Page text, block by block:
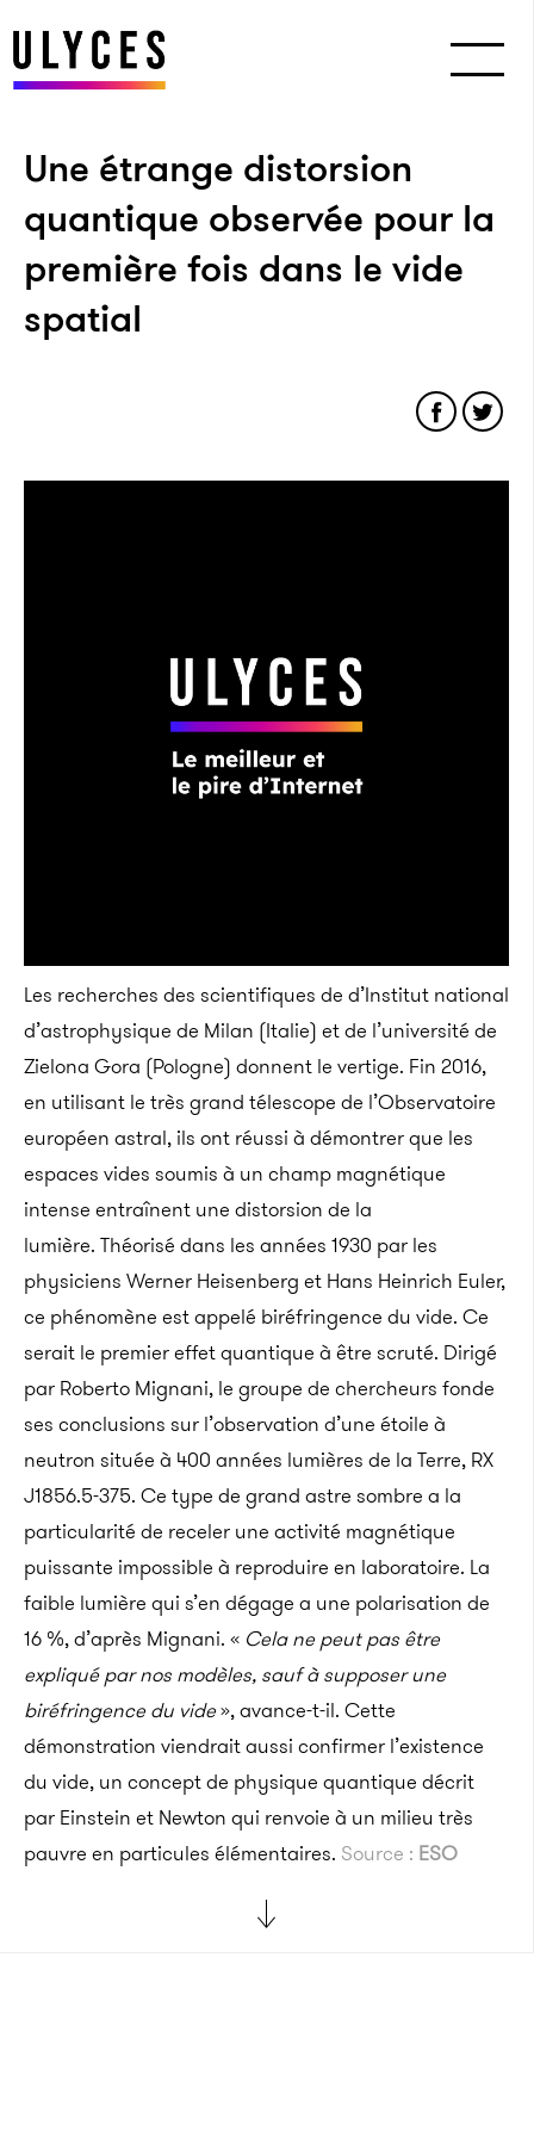
Une étrange distorsion
quantique observée pour la
première fois dans le vide
spatial
Les recherches des scientifiques de d’Institut national
d’astrophysique de Milan (Italie) et de l’université de
Zielona Gora (Pologne) donnent le vertige. Fin 2016,
en utilisant le très grand télescope de l’Observatoire
européen astral, ils ont réussi à démontrer que les
espaces vides soumis à un champ magnétique
intense entraînent une distorsion de la
lumière. Théorisé dans les années 1930 par les
physiciens Werner Heisenberg et Hans Heinrich Euler,
ce phénomène est appelé biréfringence du vide. Ce
serait le premier effet quantique à être scruté. Dirigé
par Roberto Mignani, le groupe de chercheurs fonde
ses conclusions sur l’observation d’une étoile à
neutron située à 400 années lumières de la Terre, RX
J1856.5-375. Ce type de grand astre sombre a la
particularité de receler une activité magnétique
puissante impossible à reproduire en laboratoire. La
faible lumière qui s’en dégage a une polarisation de
16 %, d’après Mignani. « Cela ne peut pas être
expliqué par nos modèles, sauf à supposer une
biréfringence du vide», avance-t-il. Cette
démonstration viendrait aussi confirmer l’existence
du vide, un concept de physique quantique décrit
par Einstein et Newton qui renvoie à un milieu très
pauvre en particules élémentaires. Source : ESO